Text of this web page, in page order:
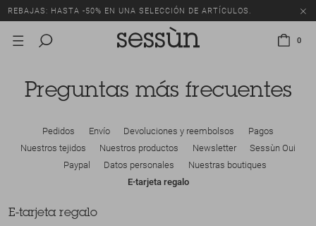
REBAJAS: HASTA -50% EN UNA SELECCIÓN DE ARTÍCULOS.
0
Preguntas más frecuentes
Pedidos Envío Devoluciones y reembolsos
Pagos
Nuestros tejidos
Nuestros productos Newsletter
Sessùn Oui
Paypal
Datos personales
Nuestras boutiques
E-tarjeta regalo
E-tarjeta regalo